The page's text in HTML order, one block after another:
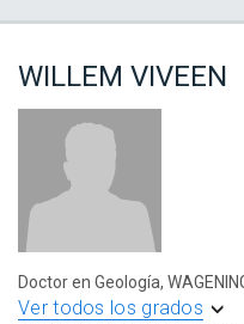
WILLEM VIVEEN
Doctor en Geología,
Ver todos los grados